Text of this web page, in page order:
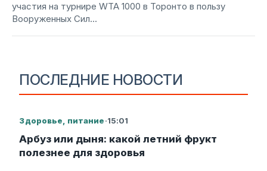
ПОСЛЕДНИЕ НОВОСТИ
Здоровье, питание·15:01
Арбуз или дыня: какой летний фрукт
полезнее для здоровья
участия на турнире WTA 1000 в Торонто в пользу
Вооруженных Сил...